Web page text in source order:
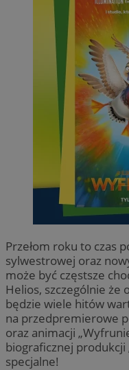
Przełom roku to czas
sylwestrowej oraz
może być częstsze
Helios, szczególnie że
będzie wiele hitów
na przedpremierowe
oraz animacji
biograficznej produkcji
specjalne!